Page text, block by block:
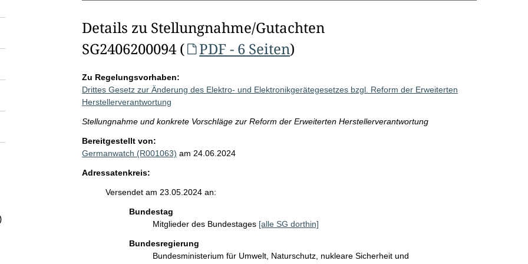
Details zu Stellungnahme/Gutachten
SG2406200094 (
PDF - 6 Seiten)
Zu Regelungsvorhaben:
Drittes Gesetz zur Änderung des Elektro- und Elektronikgerätegesetzes bzgl. Reform der Erweiterten
Herstellerverantwortung
Stellungnahme und konkrete Vorschläge zur Reform der Erweiterten Herstellerverantwortung
Bereitgestellt von:
Germanwatch (R001063) am 24.06.2024
Adressatenkreis:
Versendet am 23.05.2024 an:
Bundestag
Mitglieder des Bundestages [alle SG dorthin]
Bundesregierung
Bundesministerium für Umwelt, Naturschutz, nukleare Sicherheit und